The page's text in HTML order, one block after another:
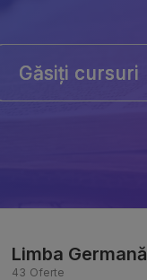
Găsiți cursuri
Găsiți cursuri
Limba Germană
43 Oferte